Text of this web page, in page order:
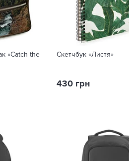
«Catch the
Скетчбук «Листя»
430 грн